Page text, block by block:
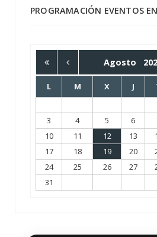
PROGRAMACIÓN EVENTOS
Agosto
L M X J
3
4 5 6
10
11 12 13
17
18 19 20
24
25 26 27
31